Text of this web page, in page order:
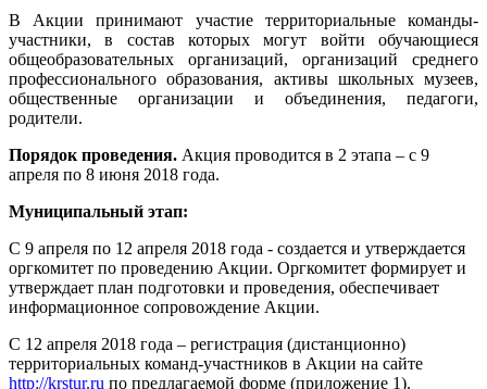
В Акции принимают участие территориальные команды-
участники, в состав которых могут войти обучающиеся
общеобразовательных организаций, организаций среднего
профессионального образования, активы школьных музеев,
общественные организации и объединения, педагоги,
родители.
Порядок проведения. Акция проводится в 2 этапа – с 9
апреля по 8 июня 2018 года.
Муниципальный этап:
С 9 апреля по 12 апреля 2018 года - создается и утверждается
оргкомитет по проведению Акции. Оргкомитет формирует и
утверждает план подготовки и проведения, обеспечивает
информационное сопровождение Акции.
С 12 апреля 2018 года – регистрация (дистанционно)
территориальных команд-участников в Акции на сайте
http://krstur.ru по предлагаемой форме (приложение 1).